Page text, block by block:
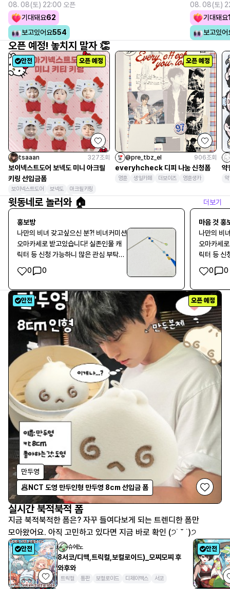
08. 08(토) 22:00 오픈
기대돼요62
보고있어요554
08. 08(토)
기대돼요
보고있어
오픈 예정! 놓치지 말자 👏
안전 오픈 예정
tsaaan 327조회
보이넥스트도어 보넥도 미니 아크릴
키링 선입금폼
보이넥스트도어 보넥도
아크릴키링
키링
BOYNEXTDOOR
오픈 예정
@pre_tbz_el 906조회
everyhcheck 디피 나눔 신청폼
영훈 생일카페 더보이즈 영훈생카
약
윗동네로 놀러와 🏠 더보기
홍보방
나만의 비녀 갖고싶으신 분?! 비녀커미션
오마카세로 받고있습니다! 실존인물 캐
릭터 등 신청 가능하니 많은 관심 부탁드
립니다!!💖 https://witchform.com/
commission/viewer/index.php?co
0 0
마음 것 홍
나만의 비
오마카세
릭터 등 신
립니다!!💖 https://witchform.com/
0 0
안전 오픈 예정
만두영
🥟NCT 도영 만두인형 만두영 8cm 선입금 폼
실시간 북적북적 폼
지금 북적북적한 폼은? 자꾸 들여다보게 되는 트렌디한 폼만
모아왔어요. 아직 고민하고 있다면 지금 바로 확인 (੭˙ ˘ ˙)੭
안전 슈에노
8서코/디맥,트릭컬,보컬로이드)_모찌모찌 후
와후와
트릭컬 통판 보컬로이드 디제이맥스 서코
안전